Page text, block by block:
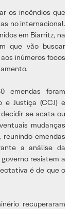
os incêndios que
no internacional.
em Biarritz, na
que vão buscar
inúmeros focos
emendas foram
e Justiça (CCJ) e
se acata ou
mudanças
emendas
a análise da
resistem a
é de que o
recuperaram